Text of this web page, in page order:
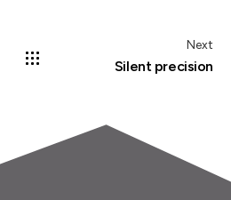
Next
Silent precision